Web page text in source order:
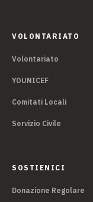
VOLONTARIATO
Volontariato
YOUNICEF
Comitati Locali
Servizio Civile
SOSTIENICI
Donazione Regolare